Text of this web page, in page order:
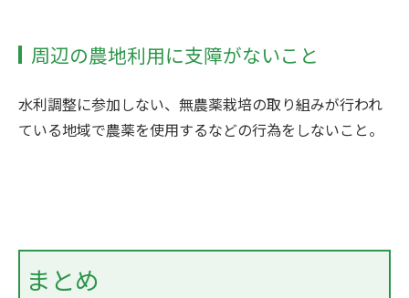
周辺の農地利用に支障がないこと
水利調整に参加しない、無農薬栽培の取り組みが行われ
ている地域で農薬を使用するなどの行為をしないこと。
まとめ